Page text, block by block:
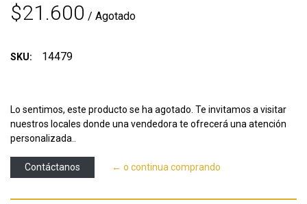
$21.600 / Agotado
SKU: 14479
Lo sentimos, este producto se ha agotado. Te invitamos a visitar
nuestros locales donde una vendedora te ofrecerá una atención
personalizada..
Contáctanos ← o continua comprando